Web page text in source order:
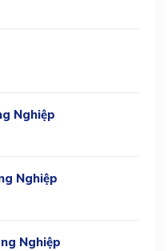
Nghiệp
Nghiệp
Nghiệp